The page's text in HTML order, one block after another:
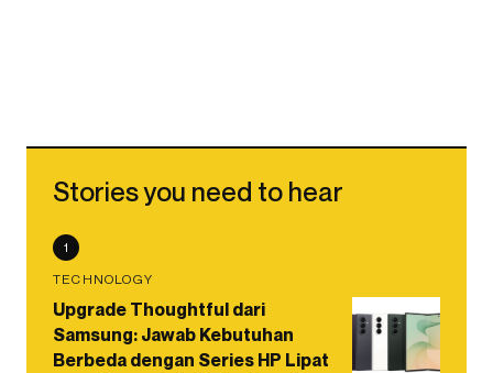
Stories you need to hear
1
TECHNOLOGY
Upgrade Thoughtful dari
Samsung: Jawab Kebutuhan
Berbeda dengan Series HP Lipat